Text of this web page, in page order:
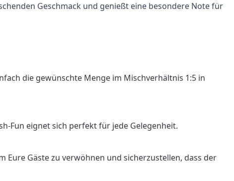
Geschmack und genießt eine besondere Note für
die gewünschte Menge im Mischverhältnis 1:5 in
Fun eignet sich perfekt für jede Gelegenheit.
Eure Gäste zu verwöhnen und sicherzustellen, dass der